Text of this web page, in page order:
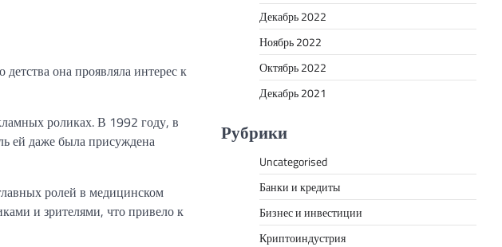
она проявляла интерес к
роликах. В 1992 году, в
ей даже была присуждена
ролей в медицинском
и зрителями, что привело к
Декабрь 2022
Ноябрь 2022
Октябрь 2022
Декабрь 2021
Рубрики
Uncategorised
Банки и кредиты
Бизнес и инвестиции
Криптоиндустрия